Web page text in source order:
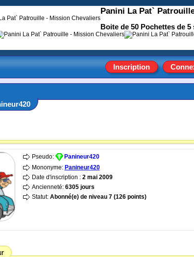
Inscription
Pseudo:
Panineur420
Mononyme: Panineur420
Date d'inscription : 2 mai 2009
Ancienneté: 6305 jours
Statut: Abonné(e)de niveau 7 (126 points)
Panini La Pat`
Boite de 50 Pochettes de